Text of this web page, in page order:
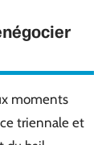
moments
triennale et